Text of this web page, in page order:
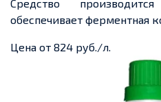
Средство
обеспечивает ферментная
Цена от 824 руб./л.